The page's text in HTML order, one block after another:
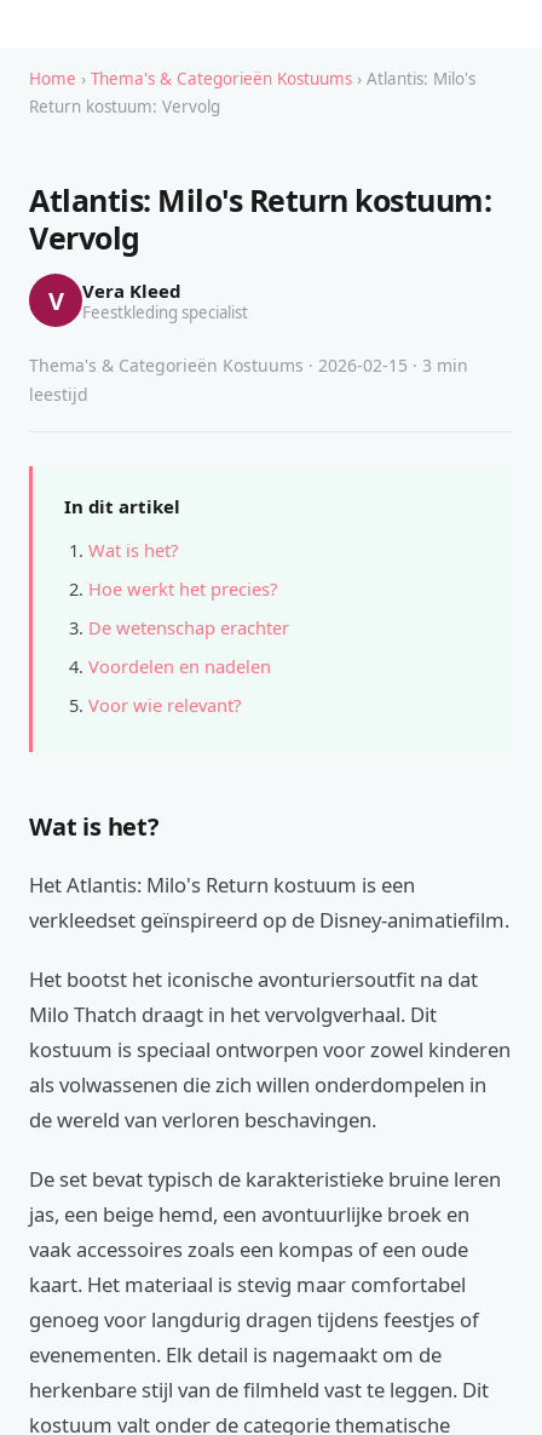
Home › Thema's & Categorieën Kostuums › Atlantis: Milo's
Return kostuum: Vervolg
Atlantis: Milo's Return kostuum:
Vervolg
V Vera Kleed
Feestkleding specialist
Thema's & Categorieën Kostuums · 2026-02-15 · 3 min
leestijd
In dit artikel
Wat is het?
Hoe werkt het precies?
De wetenschap erachter
Voordelen en nadelen
Voor wie relevant?
Wat is het?
Het Atlantis: Milo's Return kostuum is een
verkleedset geïnspireerd op de Disney-animatiefilm.
Het bootst het iconische avonturiersoutfit na dat
Milo Thatch draagt in het vervolgverhaal. Dit
kostuum is speciaal ontworpen voor zowel kinderen
als volwassenen die zich willen onderdompelen in
de wereld van verloren beschavingen.
De set bevat typisch de karakteristieke bruine leren
jas, een beige hemd, een avontuurlijke broek en
vaak accessoires zoals een kompas of een oude
kaart. Het materiaal is stevig maar comfortabel
genoeg voor langdurig dragen tijdens feestjes of
evenementen. Elk detail is nagemaakt om de
herkenbare stijl van de filmheld vast te leggen. Dit
kostuum valt onder de categorie thematische